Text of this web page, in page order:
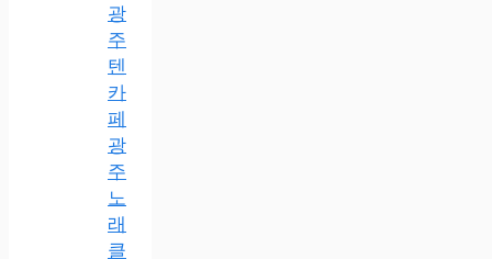
광
주
텐
카
페
광
주
노
래
클